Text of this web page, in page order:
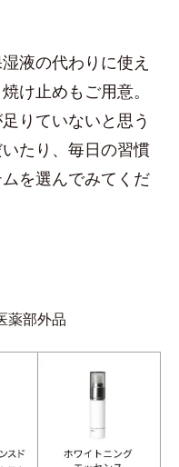
液の代わりに使え
け止めもご用意。
りていないと思う
たり、毎日の習慣
を選んでみてくだ
薬部外品